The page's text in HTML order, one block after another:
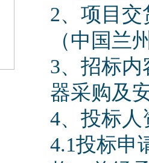
2、项目
（中国兰
3、招标
器采购及
4、投标
4.1投标申